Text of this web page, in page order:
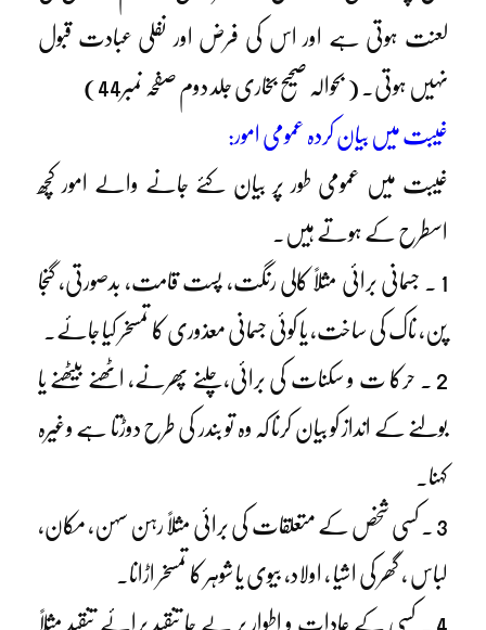
لعنت ہوتی ہے اور اس کی فرض اور نفلی عبادت قبول
نہیں ہوتی۔ ( بحوالہ صحیح بخاری جلد دوم صفحہ نمبر44)
غیبت میں بیان کردہ عمومی امور:
غیبت میں عمومی طور پر بیان کئے جانے والے امور کچھ
اسطرح کے ہوتے ہیں۔
1 ۔ جسمانی برائی مثلاً کالی رنگت، پست قامت، بدصورتی، گنجا
پن، ناک کی ساخت، یا کوئی جسمانی معذوری کا تمسخر کیا جائے۔
2 ۔ حرکا ت و سکنات کی برائی،چلنے پھرنے، اٹھنے بیٹھنے یا
بولنے کے انداز کو بیان کرنا کہ وہ تو بندر کی طرح دوڑتا ہے وغیرہ
کہنا۔
3 ۔ کسی شخص کے متعلقات کی برائی مثلاً رہن سہن، مکان،
لباس ، گھر کی اشیا ، اولاد، بیوی یا شوہر کا تمسخر اڑانا۔
4 ۔ کسی کے عادات و اطوار پر بے جا تنقید برائے تنقید مثلاً